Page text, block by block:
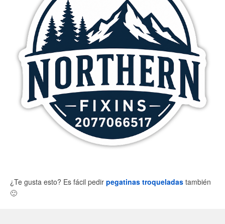
¿Te gusta esto? Es fácil pedir pegatinas troqueladas también
🙂